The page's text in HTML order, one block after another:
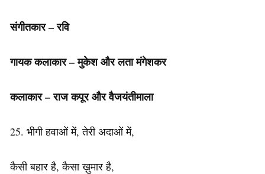
संगीतकार – रवि
गायक कलाकार – मुकेश और लता मंगेशकर
कलाकार – राज कपूर और वैजयंतीमाला
25. भीगी हवाओं में, तेरी अदाओं में,
कैसी बहार है, कैसा ख़ुमार है,